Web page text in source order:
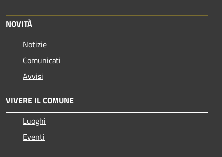
NOVITÀ
Notizie
Comunicati
Avvisi
VIVERE IL COMUNE
Luoghi
Eventi